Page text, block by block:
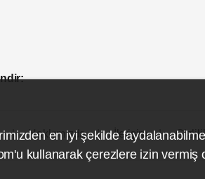
Hakkımızda İletişim
en iyi şekilde
kullanarak çerezlere izin vermiş